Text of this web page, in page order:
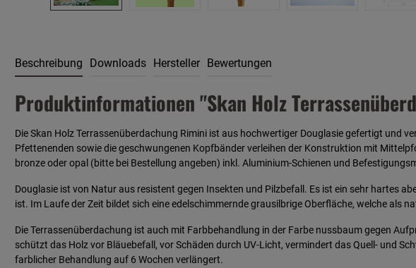
Beschreibung Downloads Hersteller Bewertungen
Produktinformationen "Skan Holz
Die Skan Holz Terrassenüberdachung Rimini ist aus hochwertiger Douglasie gefertigt und
Pfettenenden sowie die geschwungenen Kopfbänder verleihen der Konstruktion mit
bronze oder opal (bitte bei Bestellung angeben) inkl. Aluminium-Schienen und
Douglasie ist von Natur aus resistent gegen Insekten und Pilzbefall. Es ist ein sehr hartes
ist. Im Laufe der Zeit bildet sich eine edelschimmernde grausilbrige Oberfläche, welche als
Die Terrassenüberdachung ist auch mit Farbbehandlung in der Farbe nussbaum gegen
schützt das Holz vor Bläuebefall, vor Schäden durch UV-Licht, vermindert das Quell- und
farblicher Behandlung auf 6 Wochen verlängert.